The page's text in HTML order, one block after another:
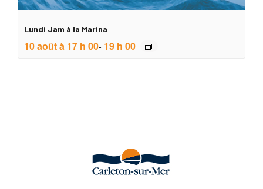
Lundi Jam à la Marina
10 août à 17 h 00- 19 h 00